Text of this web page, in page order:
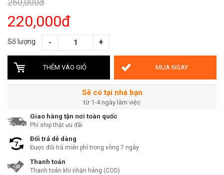
260,000đ
220,000đ
Số lượng
THÊM VÀO GIỎ MUA NGAY
Sẽ có tại nhà bạn
từ 1-4 ngày làm việc
Giao hàng tận nơi toàn quốc
Phí ship thật ưu đãi
Đổi trả dễ dàng
Được đổi trả miễn phí trong vòng 7 ngày
Thanh toán
Thanh toán khi nhận hàng (COD)